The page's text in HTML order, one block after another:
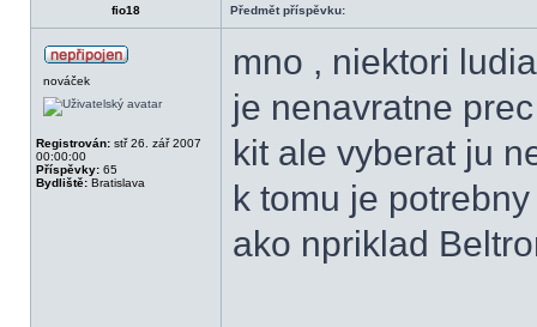
fio18 Předmět příspěvku:
nováček
Registrován: stř 26. zář 2007
00:00:00
Příspěvky: 65
Bydliště: Bratislava
mno , niektori
je nenavratne
kit ale vyberat ju
k tomu je
ako npriklad